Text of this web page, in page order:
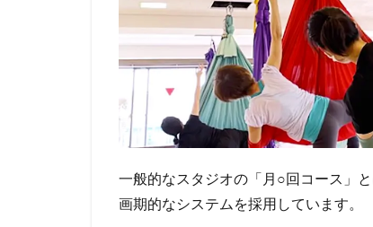
上級
者ま
足で
きる
多彩
な3つ
ログ
ラム
一般的なスタジオの「月○回コース」
画期的なシステムを採用しています。